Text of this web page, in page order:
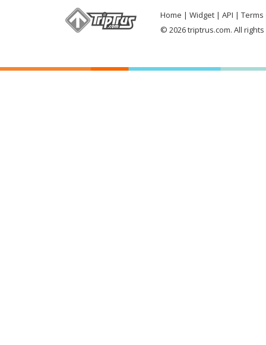
Home Widget API
Terms
© 2026 triptrus.com. All